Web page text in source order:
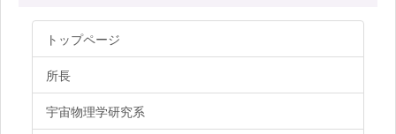
トップページ
所長
宇宙物理学研究系